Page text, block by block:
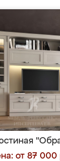
от 87 000